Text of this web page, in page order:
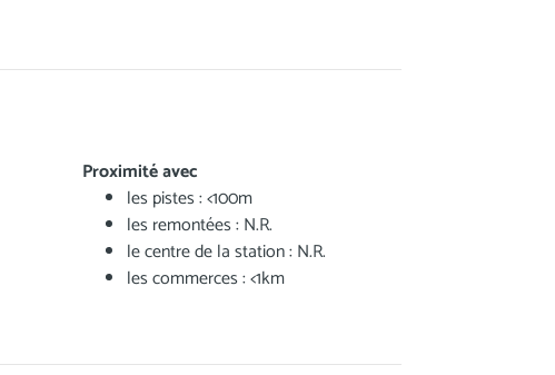
Proximité avec
les pistes : <100m
les remontées : N.R.
le centre de la station : N.R.
les commerces : <1km